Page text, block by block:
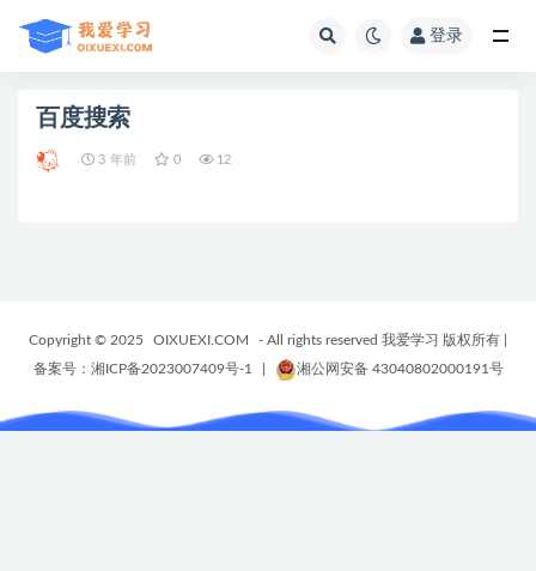
登录
百度搜索
3 年前 0 12
Copyright © 2025 OIXUEXI.COM - All rights reserved 我爱学习 版权所有
备案号：湘ICP备2023007409号-1
湘公网安备 43040802000191号